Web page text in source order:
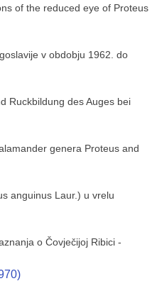
of the reduced eye of Proteus
v obdobju 1962. do
Ruckbildung des Auges bei
genera Proteus and
anguinus Laur.) u vrelu
o Čovječijoj Ribici -